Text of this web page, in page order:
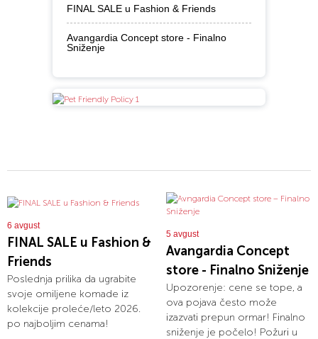
FINAL SALE u Fashion & Friends
Avangardia Concept store - Finalno
Sniženje
6 avgust
FINAL SALE u Fashion &
Friends
Poslednja prilika da ugrabite
svoje omiljene komade iz
kolekcije proleće/leto 2026.
po najboljim cenama!
5 avgust
Avangardia Concept
store - Finalno Sniženje
Upozorenje: cene se tope, a
ova pojava često može
izazvati prepun ormar! Finalno
sniženje je počelo! Požuri u